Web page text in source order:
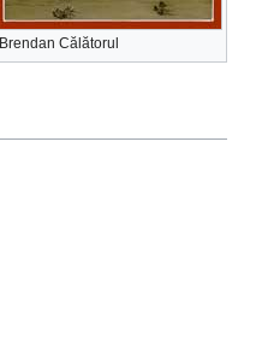
Brendan Călătorul